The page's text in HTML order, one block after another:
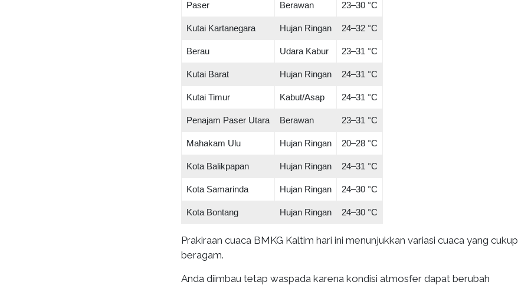
Paser
Berawan 23–30 °C
Kutai Kartanegara Hujan Ringan 24–32 °C
Berau Udara Kabur 23–31 °C
Kutai Barat Hujan Ringan 24–31 °C
Kutai Timur Kabut/Asap 24–31 °C
Penajam Paser Utara Berawan 23–31 °C
Mahakam Ulu Hujan Ringan 20–28 °C
Kota Balikpapan Hujan Ringan 24–31 °C
Kota Samarinda Hujan Ringan 24–30 °C
Kota Bontang Hujan Ringan 24–30 °C
Prakiraan cuaca BMKG Kaltim hari ini menunjukkan variasi cuaca yang cukup
beragam.
Anda diimbau tetap waspada karena kondisi atmosfer dapat berubah